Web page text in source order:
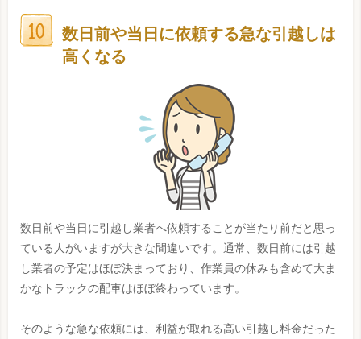
数日前や当日に依頼する急な引越しは
高くなる
数日前や当日に引越し業者へ依頼することが当たり前だと思っ
ている人がいますが大きな間違いです。通常、数日前には引越
し業者の予定はほぼ決まっており、作業員の休みも含めて大ま
かなトラックの配車はほぼ終わっています。
そのような急な依頼には、利益が取れる高い引越し料金だった